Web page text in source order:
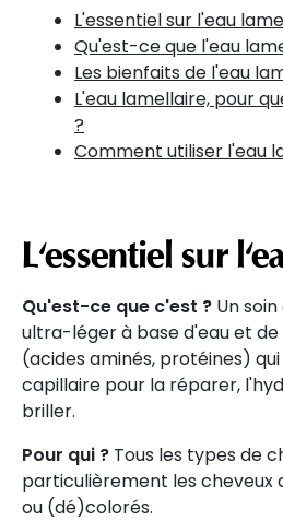
L'essentiel sur l'eau
Qu'est-ce que l'eau
Les bienfaits de l'eau
L'eau lamellaire, pour
?
Comment utiliser l'eau
L'essentiel sur
Qu'est-ce que c'est ? Un
ultra-léger à base d'eau et
(acides aminés, protéines)
capillaire pour la réparer,
briller.
Pour qui ? Tous les types de
particulièrement les cheveux
ou (dé)colorés.